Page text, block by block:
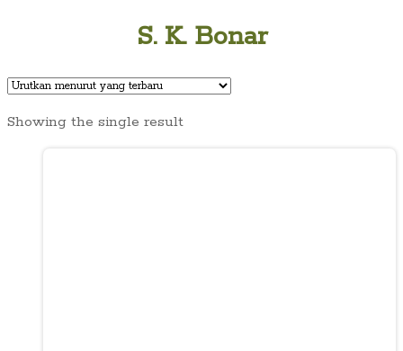
S. K. Bonar
Showing the single result